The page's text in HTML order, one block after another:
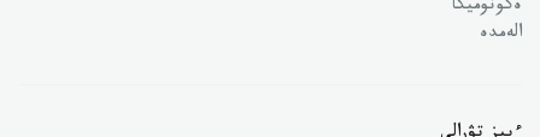
ەكونوميكا
الەمدە